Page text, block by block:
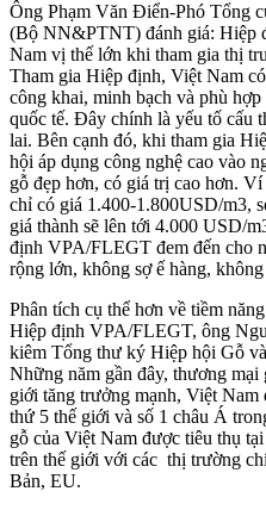
Ông Phạm Văn Điển-Phó Tổng
(Bộ NN&PTNT) đánh giá: Hiệp
Nam vị thế lớn khi tham gia thị
Tham gia Hiệp định, Việt Nam
công khai, minh bạch và phù
quốc tế. Đây chính là yếu tố cấu
lai. Bên cạnh đó, khi tham gia
hội áp dụng công nghệ cao vào
gỗ đẹp hơn, có giá trị cao hơn.
chỉ có giá 1.400-1.800USD/m3,
giá thành sẽ lên tới 4.000 USD/
định VPA/FLEGT đem đến cho
rộng lớn, không sợ ế hàng,
Phân tích cụ thể hơn về tiềm
Hiệp định VPA/FLEGT, ông
kiêm Tổng thư ký Hiệp hội Gỗ
Những năm gần đây, thương
giới tăng trưởng mạnh, Việt
thứ 5 thế giới và số 1 châu Á
gỗ của Việt Nam được tiêu thụ
trên thế giới với các thị trường
Bản, EU.